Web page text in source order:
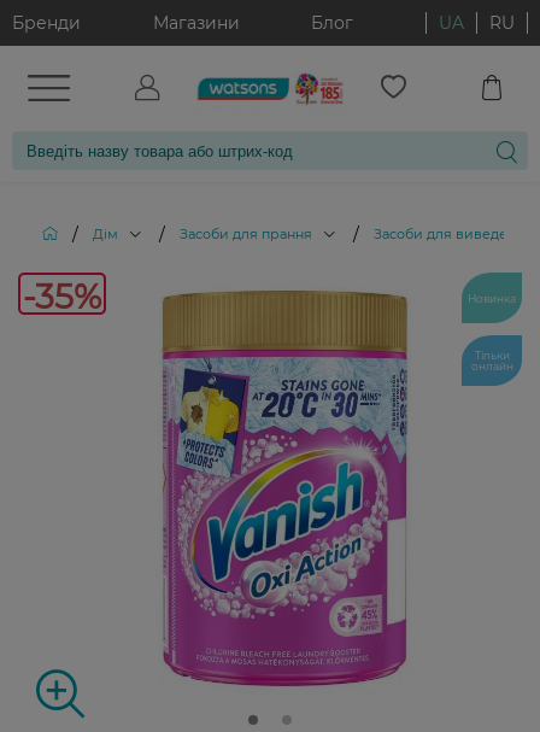
Бренди Магазини Блог UA RU
/ Дім / Засоби для прання / Засоби для виведення
-35% Новинка
Тільки
онлайн